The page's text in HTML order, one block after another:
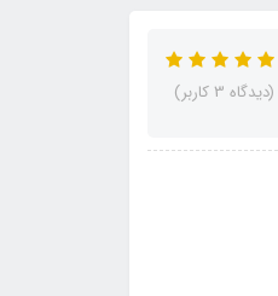
(دیدگاه 3 کاربر)